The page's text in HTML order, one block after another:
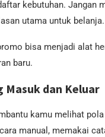
kebutuhan. Jangan
utama untuk belanja.
bisa menjadi alat
baru.
Masuk dan Keluar
kamu melihat
manual, memakai